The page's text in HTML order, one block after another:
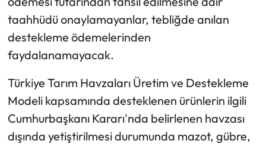
taahhüdü onaylamayanlar, tebliğde anılan
destekleme ödemelerinden
faydalanamayacak.
Türkiye Tarım Havzaları Üretim ve Destekleme
Modeli kapsamında desteklenen ürünlerin ilgili
Cumhurbaşkanı Kararı'nda belirlenen havzası
dışında yetiştirilmesi durumunda mazot, gübre,